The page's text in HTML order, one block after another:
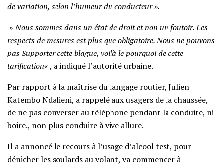
de variation, selon l’humeur du conducteur ».
»Nous sommes dans un état de droit et non un foutoir. Les
respects de mesures est plus que obligatoire. Nous ne pouvons
pas Supporter cette blague, voilà le pourquoi de cette
tarification« , a indiqué l’autorité urbaine.
Par rapport à la maîtrise du langage routier, Julien
Katembo Ndalieni, a rappelé aux usagers de la chaussée,
de ne pas converser au téléphone pendant la conduite, ni
boire., non plus conduire à vive allure.
Il a annoncé le recours à l’usage d’alcool test, pour
dénicher les soulards au volant, va commencer à